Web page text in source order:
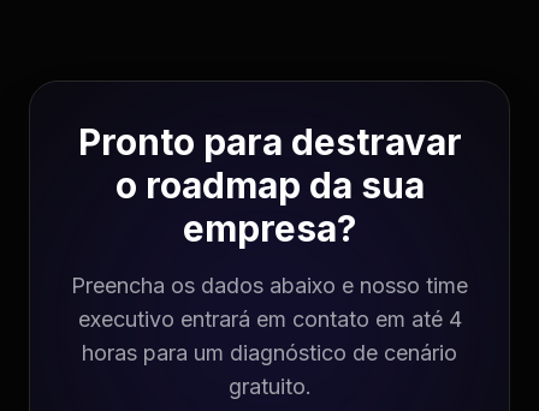
Pronto para destravar
o roadmap da sua
empresa?
Preencha os dados abaixo e nosso time
executivo entrará em contato em até 4
horas para um diagnóstico de cenário
gratuito.